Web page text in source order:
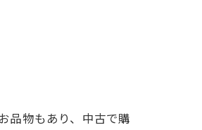
品物もあり、中古で購